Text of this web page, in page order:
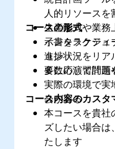
人的リソースを
生産能力や業務
示書をスケジュ
進捗状況をリア
要に応じて計画
コースの形式
インタラクティ
ョン
多数の演習問題
実際の環境で実
会がある
コース内容のカス
本コースを貴社
ズしたい場合は
たします